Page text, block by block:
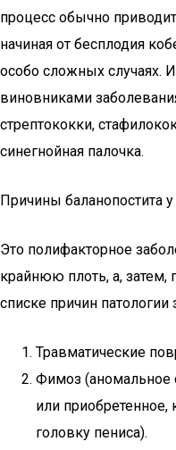
процесс обычно
начиная от бесплодия
особо сложных случаях.
виновниками
стрептококки,
синегнойная палочка.
Причины баланопостита у
Это полифакторное
крайнюю плоть, а, затем,
списке причин патологии
Травматические
Фимоз (аномальное
или
головку пениса).